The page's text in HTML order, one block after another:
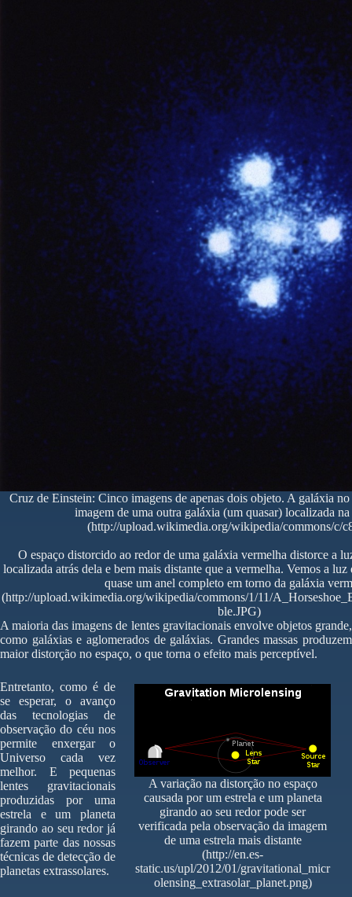
Cruz de Einstein: Cinco imagens de apenas dois objeto. A galáxia
imagem de uma outra galáxia (um quasar) localizada
(http://upload.wikimedia.org/wikipedia/commons/c/
O espaço distorcido ao redor de uma galáxia vermelha distorce a
localizada atrás dela e bem mais distante que a vermelha. Vemos a
quase um anel completo em torno da galáxia
(http://upload.wikimedia.org/wikipedia/commons/1/11/
ble.JPG)
A maioria das imagens de lentes gravitacionais envolve objetos grande,
como galáxias e aglomerados de galáxias. Grandes massas produzem
maior distorção no espaço, o que torna o efeito mais perceptível.
A variação na distorção no espaço
causada por um estrela e um planeta
girando ao seu redor pode ser
verificada pela observação da imagem
de uma estrela mais distante
(http://en.es-
static.us/upl/2012/01/gravitational_micr
olensing_extrasolar_planet.png)
Entretanto, como é de
se esperar, o avanço
das tecnologias de
observação do céu nos
permite enxergar o
Universo cada vez
melhor. E pequenas
lentes gravitacionais
produzidas por uma
estrela e um planeta
girando ao seu redor já
fazem parte das nossas
técnicas de detecção de
planetas extrassolares.